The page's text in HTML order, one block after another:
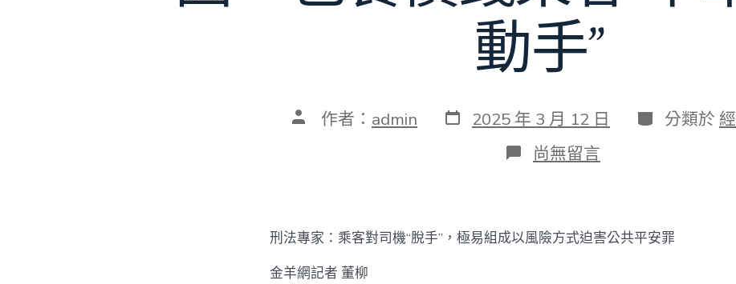
動手”
文 作者： admin 發
表
2025 年 3 月 12 日 分
類
分類於
在
〈公
動
粗
尚無留言
刑法專家：乘客對司機“脫手”，極易組成以風險方式迫害公共平安罪
金羊網記者 董柳